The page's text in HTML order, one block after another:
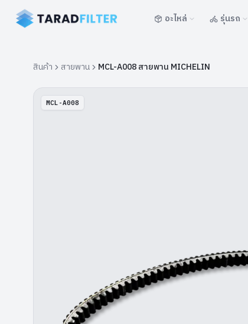
อะไหล่ รุ่นรถ
สินค้า สายพาน MCL-A008 สายพาน MICHELIN
MCL-A008